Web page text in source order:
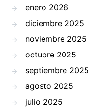
enero 2026
diciembre 2025
noviembre 2025
octubre 2025
septiembre 2025
agosto 2025
julio 2025